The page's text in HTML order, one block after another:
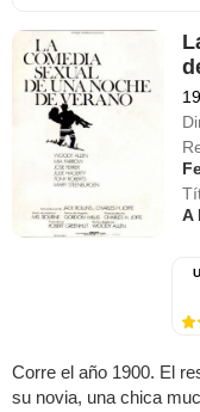
A
Corre el año 1900. El
su novia, una chica